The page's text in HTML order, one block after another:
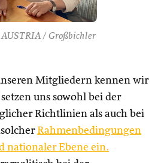
/ Großbichler
Mitgliedern kennen wir
uns sowohl bei der
Richtlinien als auch bei
Rahmenbedingungen
nationaler Ebene ein.